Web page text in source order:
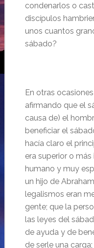
condenarlos o
discípulos
unos cuantos
sábado?
En otras
afirmando que el
causa de) el
beneficiar el
hacía claro el
era superior o
humano y muy
un hijo de
legalismos eran
gente; que la
las leyes del
de ayuda y de
de serle una